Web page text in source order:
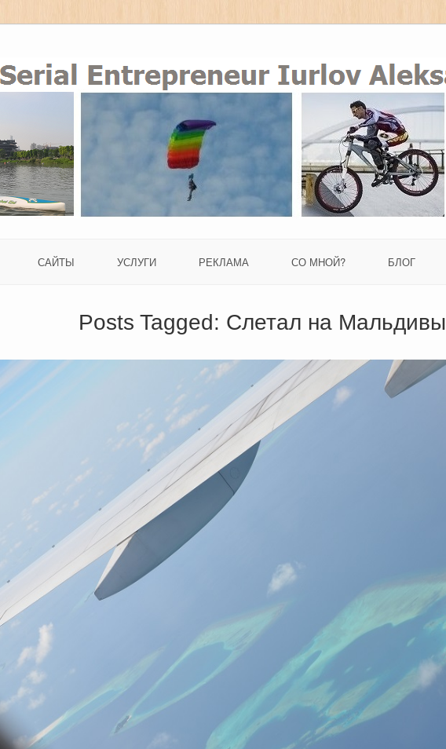
САЙТЫ УСЛУГИ РЕКЛАМА СО МНОЙ? БЛОГ
Posts Tagged: Слетал на Мальдивы